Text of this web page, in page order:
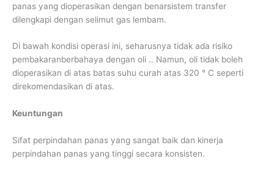
panas yang dioperasikan dengan benarsistem transfer
dilengkapi dengan selimut gas lembam.
Di bawah kondisi operasi ini, seharusnya tidak ada risiko
pembakaranberbahaya dengan oli .. Namun, oli tidak boleh
dioperasikan di atas batas suhu curah atas 320 ° C seperti
direkomendasikan di atas.
Keuntungan
Sifat perpindahan panas yang sangat baik dan kinerja
perpindahan panas yang tinggi secara konsisten.